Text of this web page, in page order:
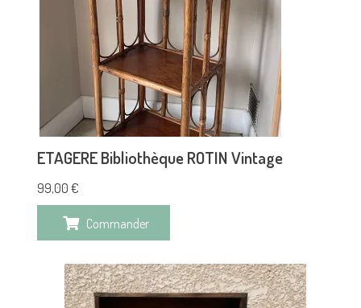
ETAGERE Bibliothèque ROTIN Vintage
99,00 €
Commander